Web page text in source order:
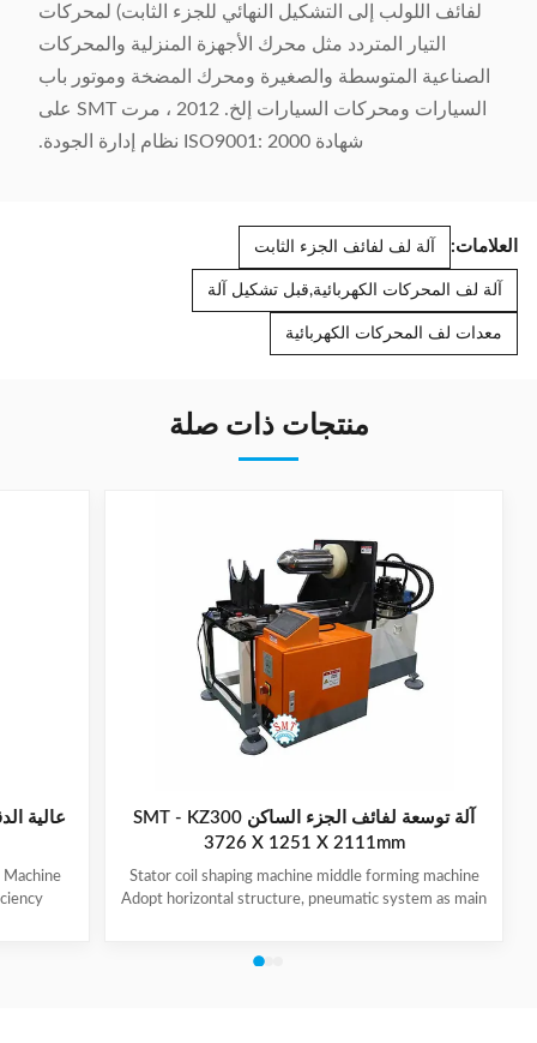
لفائف اللولب إلى التشكيل النهائي للجزء الثابت) لمحركات
التيار المتردد مثل محرك الأجهزة المنزلية والمحركات
الصناعية المتوسطة والصغيرة ومحرك المضخة وموتور باب
السيارات ومحركات السيارات إلخ. 2012 ، مرت SMT على
شهادة ISO9001: 2000 نظام إدارة الجودة.
العلامات: آلة لف لفائف الجزء الثابت
آلة لف المحركات الكهربائية,قبل تشكيل آلة
معدات لف المحركات الكهربائية
منتجات ذات صلة
آلة توسعة لفائف الجزء الساكن SMT - KZ300
3726 X 1251 X 2111mm
Stator coil shaping machine middle forming machine
Adopt horizontal structure, pneumatic system as main
expanding blades is synchronous, no need two times
عالية